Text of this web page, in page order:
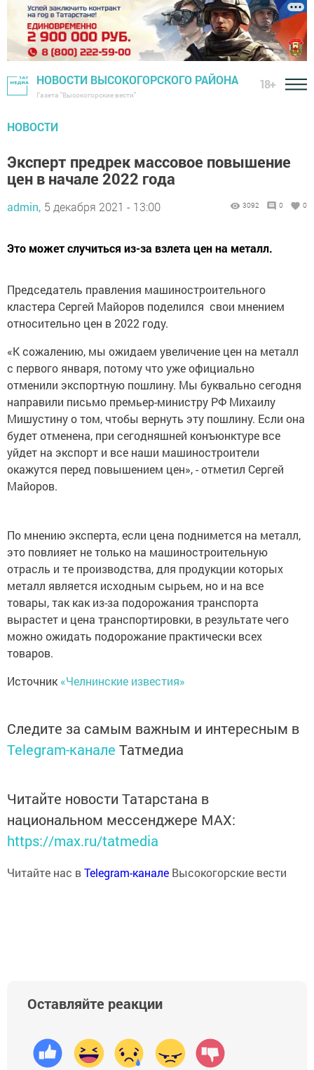
НОВОСТИ ВЫСОКОГОРСКОГО РАЙОНА
Газета "Высокогорские вести"
18+
НОВОСТИ
Эксперт предрек массовое повышение
цен в начале 2022 года
admin, 5 декабря 2021 - 13:00 3092 0 0
Это может случиться из-за взлета цен на металл.
Председатель правления машиностроительного
кластера Сергей Майоров поделился свои мнением
относительно цен в 2022 году.
«К сожалению, мы ожидаем увеличение цен на металл
с первого января, потому что уже официально
отменили экспортную пошлину. Мы буквально сегодня
направили письмо премьер-министру РФ Михаилу
Мишустину о том, чтобы вернуть эту пошлину. Если она
будет отменена, при сегодняшней конъюнктуре все
уйдет на экспорт и все наши машиностроители
окажутся перед повышением цен», - отметил Сергей
Майоров.
По мнению эксперта, если цена поднимется на металл,
это повлияет не только на машиностроительную
отрасль и те производства, для продукции которых
металл является исходным сырьем, но и на все
товары, так как из-за подорожания транспорта
вырастет и цена транспортировки, в результате чего
можно ожидать подорожание практически всех
товаров.
Источник«Челнинские известия»
Следите за самым важным и интересным в
Telegram-канале Татмедиа
Читайте новости Татарстана в
национальном мессенджере MАХ:
https://max.ru/tatmedia
Читайте нас вTelegram-канале Высокогорские вести
Оставляйте реакции